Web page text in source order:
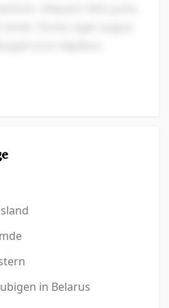
in Belarus